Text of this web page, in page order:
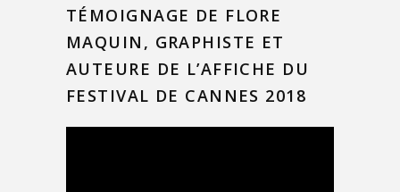
TÉMOIGNAGE DE FLORE
MAQUIN, GRAPHISTE ET
AUTEURE DE L’AFFICHE DU
FESTIVAL DE CANNES 2018